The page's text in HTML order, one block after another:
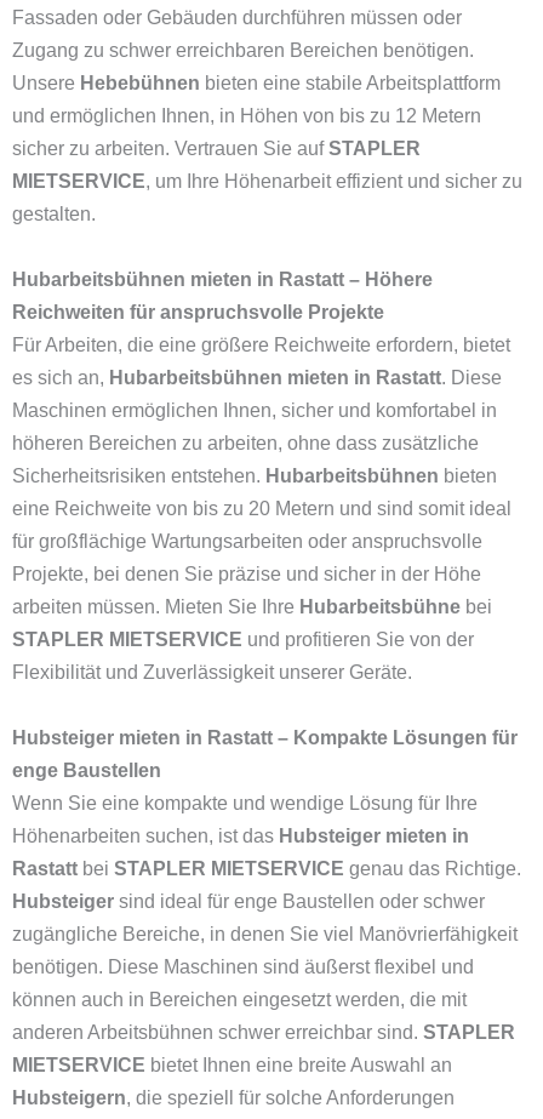
Fassaden oder Gebäuden durchführen müssen oder
Zugang zu schwer erreichbaren Bereichen benötigen.
Unsere Hebebühnen bieten eine stabile Arbeitsplattform
und ermöglichen Ihnen, in Höhen von bis zu 12 Metern
sicher zu arbeiten. Vertrauen Sie aufSTAPLER
MIETSERVICE, um Ihre Höhenarbeit effizient und sicher zu
gestalten.
Hubarbeitsbühnen mieten in Rastatt – Höhere
Reichweiten für anspruchsvolle Projekte
Für Arbeiten, die eine größere Reichweite erfordern, bietet
es sich an, Hubarbeitsbühnen mieten in Rastatt. Diese
Maschinen ermöglichen Ihnen, sicher und komfortabel in
höheren Bereichen zu arbeiten, ohne dass zusätzliche
Sicherheitsrisiken entstehen. Hubarbeitsbühnen bieten
eine Reichweite von bis zu 20 Metern und sind somit ideal
für großflächige Wartungsarbeiten oder anspruchsvolle
Projekte, bei denen Sie präzise und sicher in der Höhe
arbeiten müssen. Mieten Sie Ihre Hubarbeitsbühne bei
STAPLER MIETSERVICE und profitieren Sie von der
Flexibilität und Zuverlässigkeit unserer Geräte.
Hubsteiger mieten in Rastatt – Kompakte Lösungen für
enge Baustellen
Wenn Sie eine kompakte und wendige Lösung für Ihre
Höhenarbeiten suchen, ist das Hubsteiger mieten in
Rastatt bei STAPLER MIETSERVICE genau das Richtige.
Hubsteiger sind ideal für enge Baustellen oder schwer
zugängliche Bereiche, in denen Sie viel Manövrierfähigkeit
benötigen. Diese Maschinen sind äußerst flexibel und
können auch in Bereichen eingesetzt werden, die mit
anderen Arbeitsbühnen schwer erreichbar sind. STAPLER
MIETSERVICE bietet Ihnen eine breite Auswahl an
Hubsteigern, die speziell für solche Anforderungen